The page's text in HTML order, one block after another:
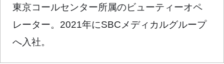
東京コールセンター所属のビューティーオペ
レーター。2021年にSBCメディカルグループ
へ入社。